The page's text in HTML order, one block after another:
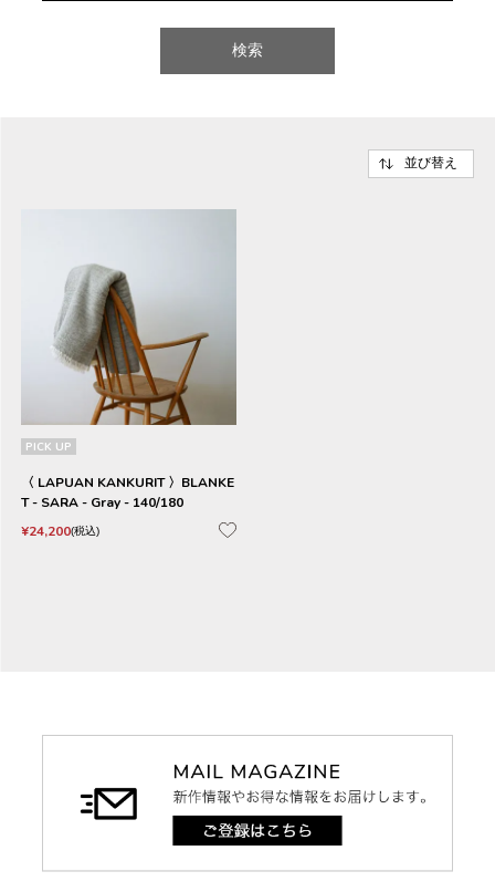
検索
並び替え
PICK UP
〈 LAPUAN KANKURIT 〉BLANKE
T - SARA - Gray - 140/180
¥24,200 税込